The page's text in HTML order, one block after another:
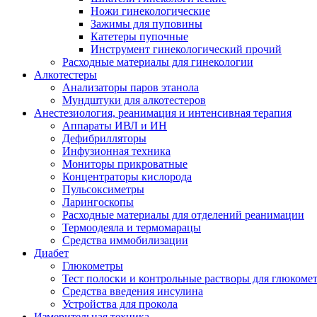
Ножи гинекологические
Зажимы для пуповины
Катетеры пупочные
Инструмент гинекологический прочий
Расходные материалы для гинекологии
Алкотестеры
Анализаторы паров этанола
Мундштуки для алкотестеров
Анестезиология, реанимация и интенсивная терапия
Аппараты ИВЛ и ИН
Дефибрилляторы
Инфузионная техника
Мониторы прикроватные
Концентраторы кислорода
Пульсоксиметры
Ларингоскопы
Расходные материалы для отделений реанимации
Термоодеяла и термомарацы
Средства иммобилизации
Диабет
Глюкометры
Тест полоски и контрольные растворы для
Средства введения инсулина
Устройства для прокола